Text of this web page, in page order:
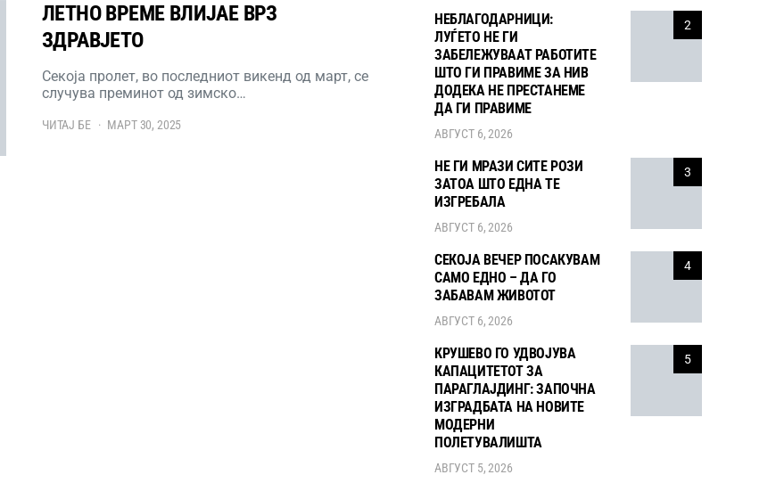
ЛЕТНО ВРЕМЕ ВЛИЈАЕ ВРЗ
ЗДРАВЈЕТО
Секоја пролет, во последниот викенд од март, се
случува преминот од зимско…
ЧИТАЈ БЕ МАРТ 30, 2025
2
НЕБЛАГОДАРНИЦИ:
ЛУЃЕТО НЕ ГИ
ЗАБЕЛЕЖУВААТ РАБОТИТЕ
ШТО ГИ ПРАВИМЕ ЗА НИВ
ДОДЕКА НЕ ПРЕСТАНЕМЕ
ДА ГИ ПРАВИМЕ
АВГУСТ 6, 2026
3
НЕ ГИ МРАЗИ СИТЕ РОЗИ
ЗАТОА ШТО ЕДНА ТЕ
ИЗГРЕБАЛА
АВГУСТ 6, 2026
4
СЕКОЈА ВЕЧЕР ПОСАКУВАМ
САМО ЕДНО – ДА ГО
ЗАБАВАМ ЖИВОТОТ
АВГУСТ 6, 2026
5
КРУШЕВО ГО УДВОЈУВА
КАПАЦИТЕТОТ ЗА
ПАРАГЛАЈДИНГ: ЗАПОЧНА
ИЗГРАДБАТА НА НОВИТЕ
МОДЕРНИ
ПОЛЕТУВАЛИШТА
АВГУСТ 5, 2026